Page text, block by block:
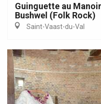
Guinguette au
Bushwel (Folk Rock)
Saint-Vaast-du-Val